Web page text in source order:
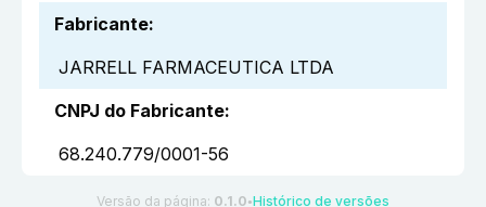
Fabricante:
JARRELL FARMACEUTICA LTDA
CNPJ do Fabricante:
68.240.779/0001-56
Versão da página: 0.1.0 ●Histórico de versões